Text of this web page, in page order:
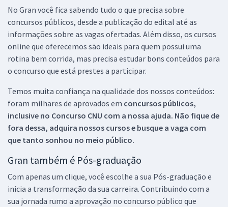
No Gran você fica sabendo tudo o que precisa sobre
concursos públicos, desde a publicação do edital até as
informações sobre as vagas ofertadas. Além disso, os cursos
online que oferecemos são ideais para quem possui uma
rotina bem corrida, mas precisa estudar bons conteúdos para
o concurso que está prestes a participar.
Temos muita confiança na qualidade dos nossos conteúdos:
foram milhares de aprovados em concursos públicos,
inclusive no Concurso CNU com a nossa ajuda. Não fique de
fora dessa, adquira nossos cursos e busque a vaga com
que tanto sonhou no meio público.
Gran também é Pós-graduação
Com apenas um clique, você escolhe a sua Pós-graduação e
inicia a transformação da sua carreira. Contribuindo com a
sua jornada rumo a aprovação no concurso público que